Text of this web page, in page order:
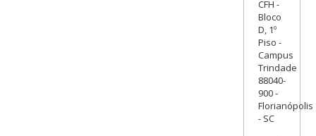
CFH -
Bloco
D, 1º
Piso -
Campus
Trindade
88040-
900 -
Florianópolis
- SC